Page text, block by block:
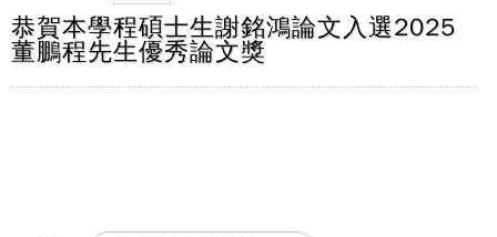
恭賀本學程碩士生謝銘鴻論文入選2025
董鵬程先生優秀論文獎